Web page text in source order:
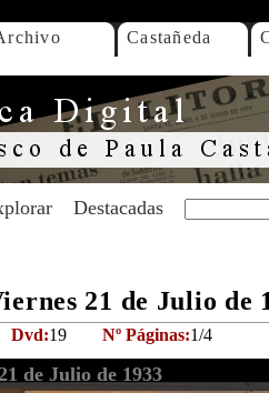
Castañeda
Destacadas
21 de Julio de
Dvd:19 Nº Páginas:1/4
de Julio de 1933